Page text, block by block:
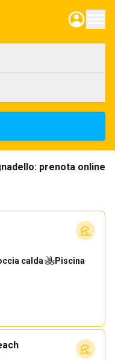
prenota online
calda· Piscina·